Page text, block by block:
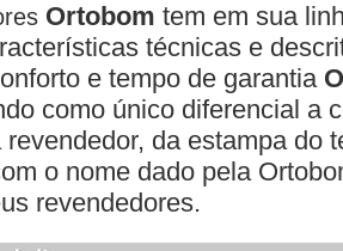
Ortobom tem em sua
técnicas e
e tempo de garantia
como único diferencial a
da estampa do
o nome dado pela
revendedores.